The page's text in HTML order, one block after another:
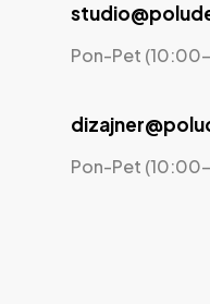
Pon-Pet
Pon-Pet